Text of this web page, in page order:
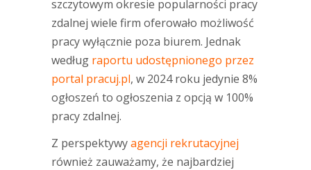
szczytowym okresie popularności pracy
zdalnej wiele firm oferowało możliwość
pracy wyłącznie poza biurem. Jednak
według raportu udostępnionego przez
portal pracuj.pl, w 2024 roku jedynie 8%
ogłoszeń to ogłoszenia z opcją w 100%
pracy zdalnej.
Z perspektywyagencji rekrutacyjnej
również zauważamy, że najbardziej